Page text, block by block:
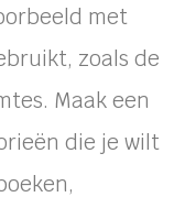
met
zoals de
Maak een
die je wilt